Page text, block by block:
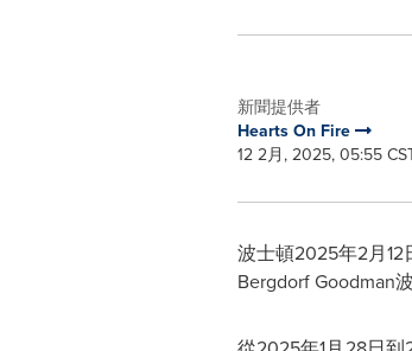
新聞提供者
Hearts On Fire
12 2月, 2025, 05:55
波士頓2025年2月12
Bergdorf Goodman